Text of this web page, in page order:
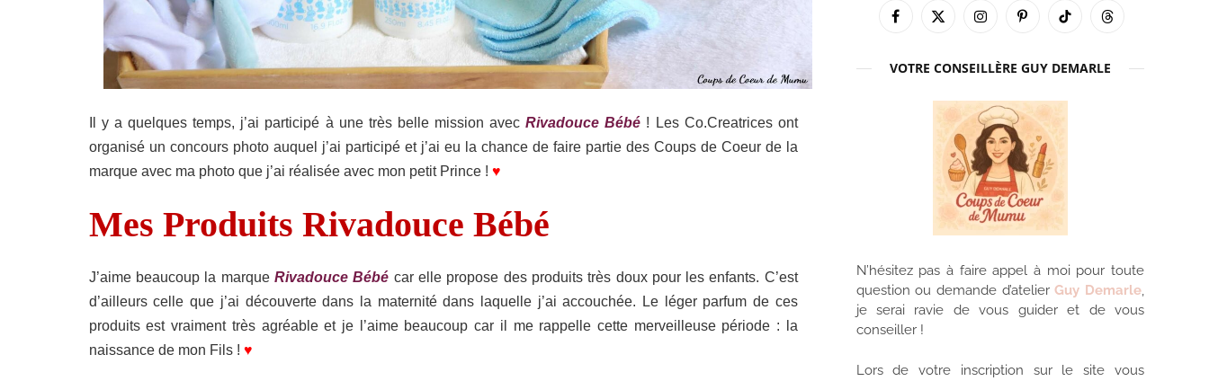
Il y a quelques temps, j’ai participé à une très belle mission avecRivadouce Bébé ! Les Co.Creatrices ont
organisé un concours photo auquel j’ai participé et j’ai eu la chance de faire partie des Coups de Coeur de la
marque avec ma photo que j’ai réalisée avec mon petit Prince ! ♥
Mes Produits Rivadouce Bébé
J’aime beaucoup la marqueRivadouce Bébé car elle propose des produits très doux pour les enfants. C’est
d’ailleurs celle que j’ai découverte dans la maternité dans laquelle j’ai accouchée. Le léger parfum de ces
produits est vraiment très agréable et je l’aime beaucoup car il me rappelle cette merveilleuse période : la
naissance de mon Fils ! ♥
Facebook
X
InstagramPinterestTikTok Threads
VOTRE CONSEILLÈRE GUY DEMARLE
N’hésitez pas à faire appel à moi pour toute
question ou demande d’atelierGuy Demarle,
je serai ravie de vous guider et de vous
conseiller !
Lors de votre inscription sur le site vous